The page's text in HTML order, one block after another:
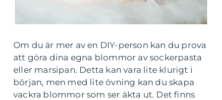
Om du är mer av en DIY-person kan du prova
att göra dina egna blommor av sockerpasta
eller marsipan. Detta kan vara lite klurigt i
början, men med lite övning kan du skapa
vackra blommor som ser äkta ut. Det finns